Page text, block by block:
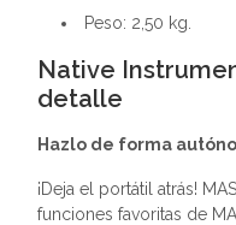
Peso: 2,50 kg.
Native
detalle
Hazlo de forma
¡Deja el portátil atrás!
funciones favoritas de